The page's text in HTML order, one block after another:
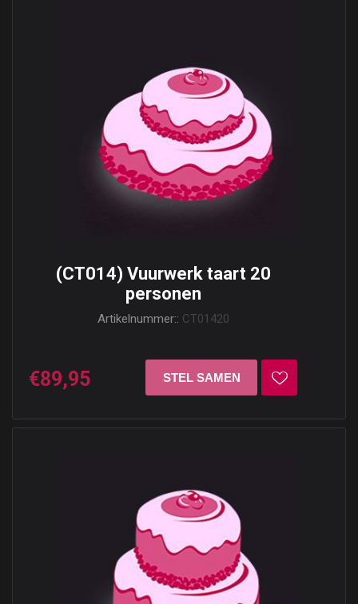
(CT014) Vuurwerk taart 20
personen
Artikelnummer:: CT01420
€89,95